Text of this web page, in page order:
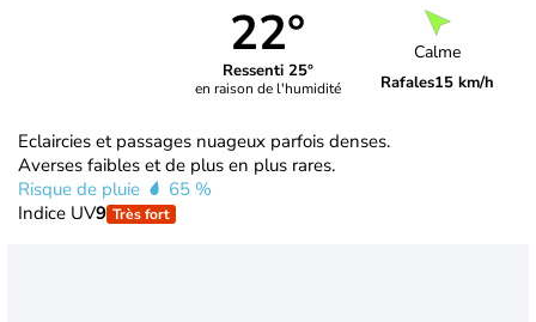
22°
Ressenti 25°
en raison de l'humidité
Calme
Rafales15 km/h
Eclaircies et passages nuageux parfois denses.
Averses faibles et de plus en plus rares.
Risque de pluie
65 %
Indice UV9 Très fort